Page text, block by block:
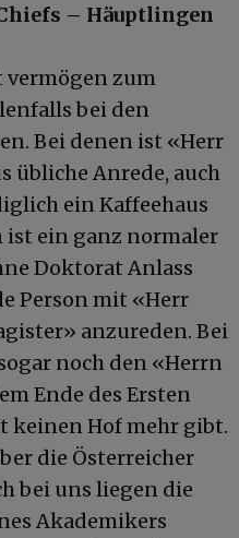
– Häuptlingen
vermögen zum
bei den
Bei denen ist «Herr
übliche Anrede, auch
ein Kaffeehaus
ist ein ganz normaler
Doktorat Anlass
Person mit «Herr
anzureden. Bei
noch den «Herrn
Ende des Ersten
keinen Hof mehr gibt.
die Österreicher
bei uns liegen die
Akademikers